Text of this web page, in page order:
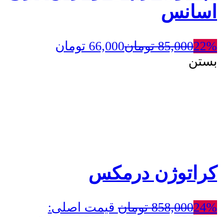
اسانس
22%
85,000 تومان66,000 تومان
بستن
کراتوژن درمکس
24%
858,000 تومان قیمت اصلی: